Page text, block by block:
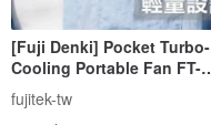
[Fuji Denki] Pocket Turbo-
Cooling Portable Fan FT-
FN700
fujitek-tw